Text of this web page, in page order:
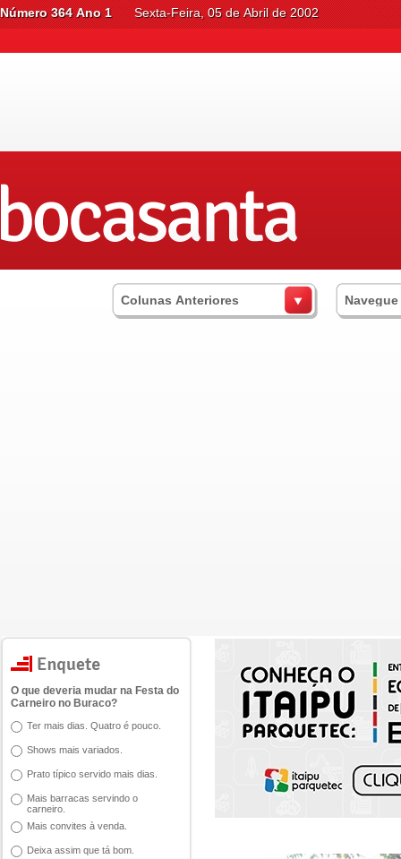
Número 364 Ano 1 Sexta-Feira, 05 de Abril de 2002
Colunas Anteriores
O que deveria mudar na Festa do
Carneiro no Buraco?
Ter mais dias. Quatro é pouco.
Shows mais variados.
Prato típico servido mais dias.
Mais barracas servindo o
carneiro.
Mais convites à venda.
Deixa assim que tá bom.